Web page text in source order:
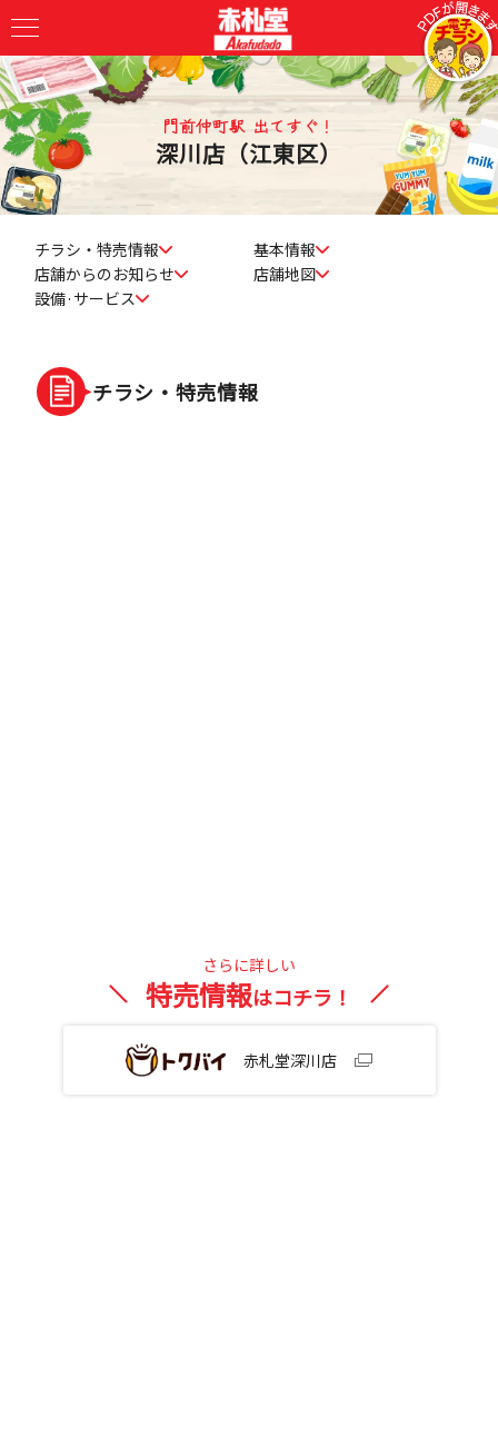
門前仲町駅 出てすぐ！
深川店（江東区）
チラシ・特売情報
基本情報
店舗からのお知らせ
店舗地図
設備·サービス
チラシ・特売情報
さらに詳しい
特売情報はコチラ！
赤札堂深川店